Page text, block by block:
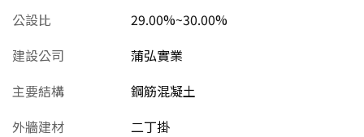
公設比
29.00%~30.00%
建設公司
蒲弘實業
主要結構
鋼筋混凝土
外牆建材
二丁掛